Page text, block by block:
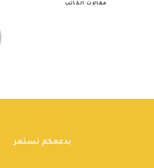
مقالات الكاتب
بدعمكم نستمر